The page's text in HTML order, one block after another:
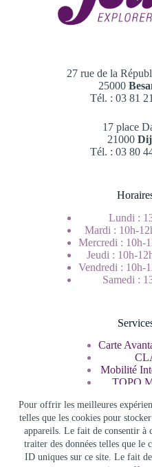
Pour offrir les meilleures
telles que les cookies pour
appareils. Le fait de consentir à
traiter des données telles que le
ID uniques sur ce site. Le fait
27 rue de la
25000
Tél. : 03 81
17 place
21000
Tél. : 03 80
Lundi :
Mardi : 10h-
Mercredi : 10h-
Jeudi : 10h-
Vendredi : 10h-
Samedi :
Carte
Mobilité
TOPO